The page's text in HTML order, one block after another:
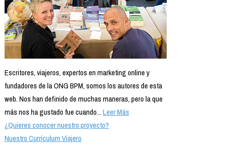
Escritores, viajeros, expertos en marketing online y
fundadores de la ONG BPM, somos los autores de esta
web. Nos han definido de muchas maneras, pero la que
más nos ha gustado fue cuando...Leer Más
¿Quieres conocer nuestro proyecto?
Nuestro Currículum Viajero